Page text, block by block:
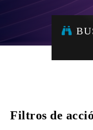
Filtros de